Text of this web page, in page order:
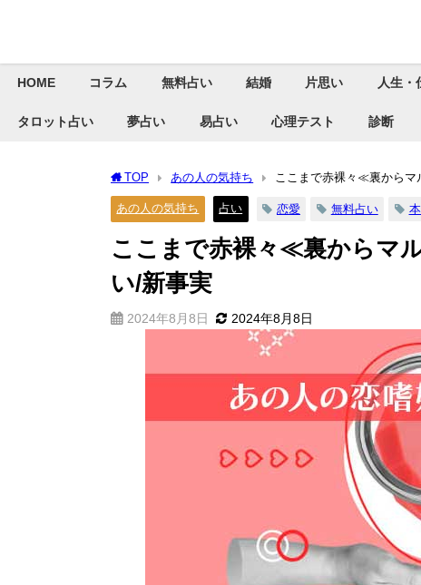
HOME コラム 無料占い 結婚 片思い 人生・
タロット占い 夢占い 易占い 心理テスト 診断
TOP あの人の気持ち ここまで赤裸々≪裏から
あの人の気持ち 占い 恋愛 無料占い
ここまで赤裸々≪裏からマ
い/新事実
2024年8月8日 2024年8月8日